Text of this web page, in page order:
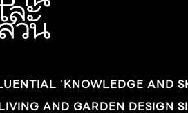
'KNOWLEDGE AND
AND GARDEN DESIGN